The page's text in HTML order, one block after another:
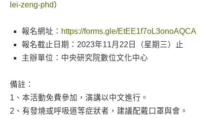
lei-zeng-phd）
報名網址： https://forms.gle/EtEE1f7oL3onoAQCA
報名截止日期：2023年11月22日（星期三）止
主辦單位：中央研究院數位文化中心
備註：
1、本活動免費參加，演講以中文進行。
2、有發燒或呼吸道等症狀者，建議配戴口罩與會。